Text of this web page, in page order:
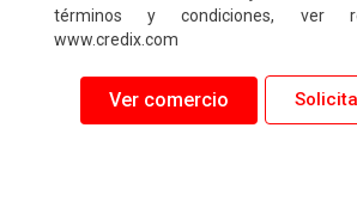
términos y condiciones, ver
www.credix.com
Ver comercio